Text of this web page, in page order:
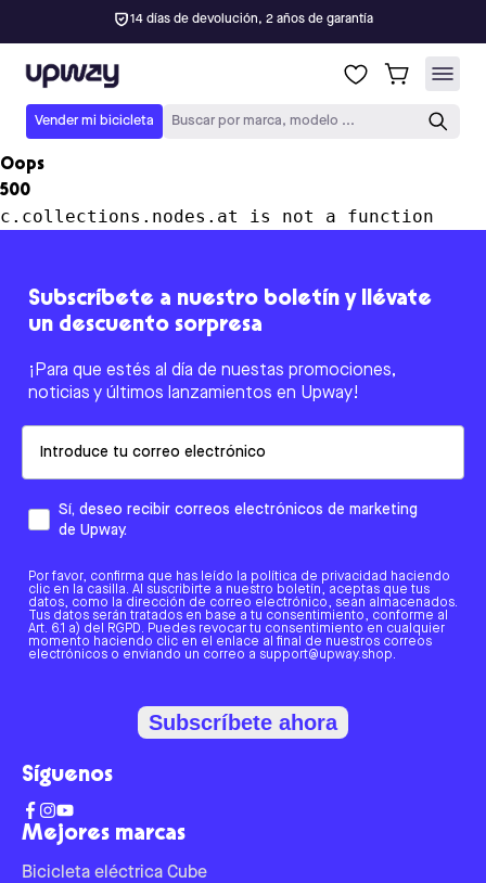
14 días de devolución, 2 años de garantía
Upway
Vender mi bicicleta Buscar por marca, modelo ...
Oops
500
c.collections.nodes.at is not a function
Mejores marcas
Bicicleta eléctrica Cube
Subscríbete a nuestro boletín y llévate
un descuento sorpresa
¡Para que estés al día de nuestas promociones,
noticias y últimos lanzamientos en Upway!
Sí, deseo recibir correos electrónicos de marketing
de Upway.
Por favor, confirma que has leído la política de privacidad haciendo
clic en la casilla. Al suscribirte a nuestro boletín, aceptas que tus
datos, como la dirección de correo electrónico, sean almacenados.
Tus datos serán tratados en base a tu consentimiento, conforme al
Art. 6.1 a) del RGPD. Puedes revocar tu consentimiento en cualquier
momento haciendo clic en el enlace al final de nuestros correos
electrónicos o enviando un correo a support@upway.shop.
Subscríbete ahora
Síguenos